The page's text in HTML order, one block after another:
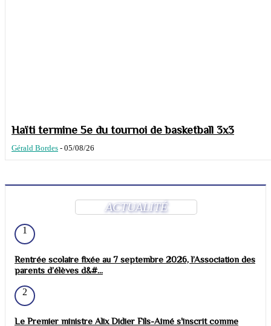
Haïti termine 5e du tournoi de basketball 3x3
Gérald Bordes - 05/08/26
ACTUALITÉ
1
Rentrée scolaire fixée au 7 septembre 2026, l’Association des
parents d’élèves d&#...
2
Le Premier ministre Alix Didier Fils-Aimé s'inscrit comme